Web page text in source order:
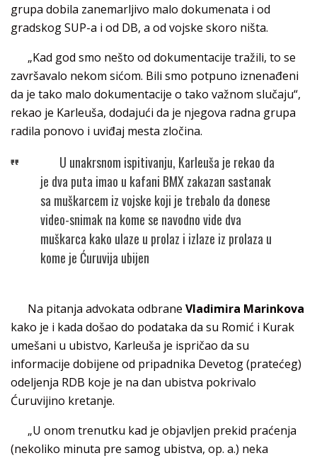
grupa dobila zanemarljivo malo dokumenata i od
gradskog SUP-a i od DB, a od vojske skoro ništa.
„Kad god smo nešto od dokumentacije tražili, to se
završavalo nekom sićom. Bili smo potpuno iznenađeni
da je tako malo dokumentacije o tako važnom slučaju“,
rekao je Karleuša, dodajući da je njegova radna grupa
radila ponovo i uviđaj mesta zločina.
U unakrsnom ispitivanju, Karleuša je rekao da
je dva puta imao u kafani BMX zakazan sastanak
sa muškarcem iz vojske koji je trebalo da donese
video-snimak na kome se navodno vide dva
muškarca kako ulaze u prolaz i izlaze iz prolaza u
kome je Ćuruvija ubijen
Na pitanja advokata odbrane Vladimira Marinkova
kako je i kada došao do podataka da su Romić i Kurak
umešani u ubistvo, Karleuša je ispričao da su
informacije dobijene od pripadnika Devetog (pratećeg)
odeljenja RDB koje je na dan ubistva pokrivalo
Ćuruvijino kretanje.
„U onom trenutku kad je objavljen prekid praćenja
(nekoliko minuta pre samog ubistva, op. a.) neka